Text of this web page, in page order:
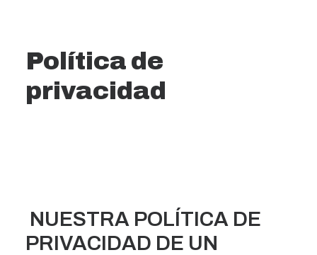
Formación
Conocimiento
Servicios
Search
Política de
privacidad
NUESTRA POLÍTICA DE
PRIVACIDAD DE UN